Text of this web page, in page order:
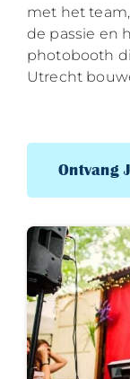
met het
de passie en
photobooth
Utrecht
Ontvang